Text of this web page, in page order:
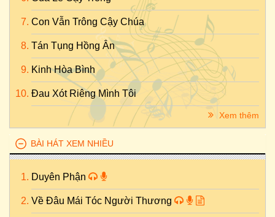
Con Vẫn Trông Cậy Chúa
Tán Tụng Hồng Ân
Kinh Hòa Bình
Đau Xót Riêng Mình Tôi
Xem thêm
BÀI HÁT XEM NHIỀU
Duyên Phận
Về Đâu Mái Tóc Người Thương